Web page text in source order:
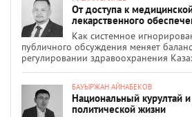
От доступа к
лекарственного
Как системное
публичного обсуждения меняет
регулировании здравоохранения
БАУЫРЖАН АЙНАБЕКОВ
Национальный курултай
политической жизни